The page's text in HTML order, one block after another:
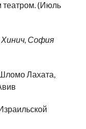
театром. (Июль
София
Лахата,